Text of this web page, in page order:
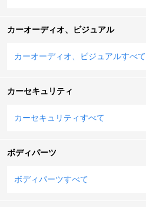
カーオーディオ、ビジュアル
カーオーディオ、ビジュアルすべて
カーセキュリティ
カーセキュリティすべて
ボディパーツ
ボディパーツすべて